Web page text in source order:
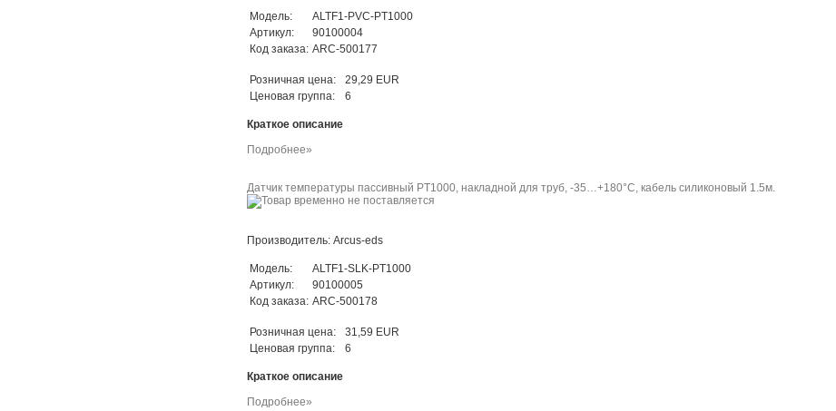
Модель:
ALTF1-PVC-PT1000
Артикул:
90100004
Код заказа: ARC-500177
Розничная цена:
29,29 EUR
Ценовая группа:
6
Краткое описание
Подробнее»
Датчик температуры пассивный PT1000, накладной для труб, -35…+180°C, кабель силиконовый 1.5м.
Производитель: Arcus-eds
Модель:
ALTF1-SLK-PT1000
Артикул:
90100005
Код заказа: ARC-500178
Розничная цена:
31,59 EUR
Ценовая группа:
6
Краткое описание
Подробнее»